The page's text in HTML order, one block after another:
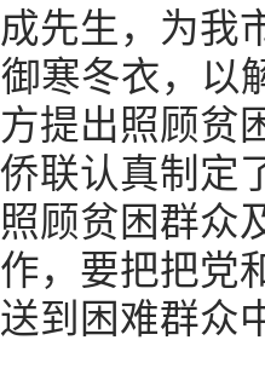
先生，为我
寒冬衣，以
提出照顾贫
联认真制定
顾贫困群众
，要把把党
到困难群众